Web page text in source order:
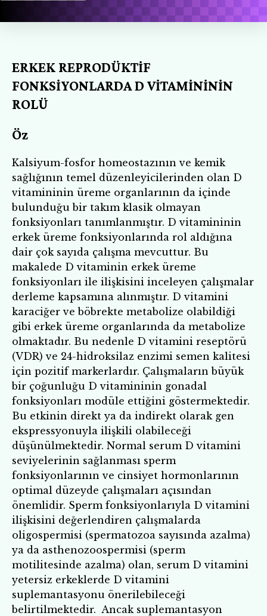
ERKEK REPRODÜKTİF
FONKSİYONLARDA D VİTAMİNİNİN
ROLÜ
Öz
Kalsiyum-fosfor homeostazının ve kemik
sağlığının temel düzenleyicilerinden olan D
vitamininin üreme organlarının da içinde
bulunduğu bir takım klasik olmayan
fonksiyonları tanımlanmıştır. D vitamininin
erkek üreme fonksiyonlarında rol aldığına
dair çok sayıda çalışma mevcuttur. Bu
makalede D vitaminin erkek üreme
fonksiyonları ile ilişkisini inceleyen çalışmalar
derleme kapsamına alınmıştır. D vitamini
karaciğer ve böbrekte metabolize olabildiği
gibi erkek üreme organlarında da metabolize
olmaktadır. Bu nedenle D vitamini reseptörü
(VDR) ve 24-hidroksilaz enzimi semen kalitesi
için pozitif markerlardır. Çalışmaların büyük
bir çoğunluğu D vitamininin gonadal
fonksiyonları modüle ettiğini göstermektedir.
Bu etkinin direkt ya da indirekt olarak gen
ekspressyonuyla ilişkili olabileceği
düşünülmektedir. Normal serum D vitamini
seviyelerinin sağlanması sperm
fonksiyonlarının ve cinsiyet hormonlarının
optimal düzeyde çalışmaları açısından
önemlidir. Sperm fonksiyonlarıyla D vitamini
ilişkisini değerlendiren çalışmalarda
oligospermisi (spermatozoa sayısında azalma)
ya da asthenozoospermisi (sperm
motilitesinde azalma) olan, serum D vitamini
yetersiz erkeklerde D vitamini
suplemantasyonu önerilebileceği
belirtilmektedir. Ancak suplemantasyon